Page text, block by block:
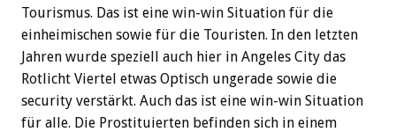
Tourismus. Das ist eine win-win Situation für die
einheimischen sowie für die Touristen. In den letzten
Jahren wurde speziell auch hier in Angeles City das
Rotlicht Viertel etwas Optisch ungerade sowie die
security verstärkt. Auch das ist eine win-win Situation
für alle. Die Prostituierten befinden sich in einem